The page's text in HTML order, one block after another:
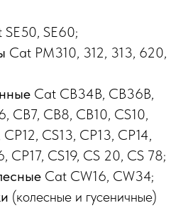
SE50, SE60;
Cat PM310, 312, 313, 620,
Cat CB34B, CB36B,
CB7, CB8, CB10, CS10,
CP12, CS13, CP13, CP14,
CP17, CS19, CS 20, CS 78;
Cat CW16, CW34;
(колесные и гусеничные)